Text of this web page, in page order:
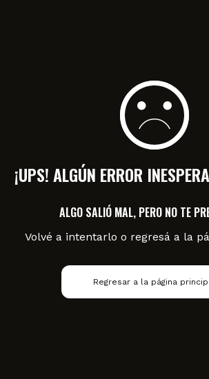
¡UPS! ALGÚN ERROR
ALGO SALIÓ MAL, PERO NO TE
Volvé a intentarlo o regresá a la
Regresar a la página